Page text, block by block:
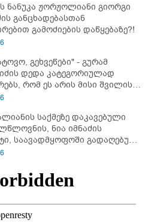
კი ტყუის"
ნანუკა ჟორჟოლიანი გიორგი
განცხადებასთან
გამოძიების დაწყებაზე?!
გეხვეწები" - გუ­რა­მ
დედა კა­ტე­გო­რი­უ­ლად
რომ ეს არის მისი შვი­ლის
საქმეზე დაკავებული
ნია იმნაძის
საავადმყოფოში გადაღებულ
ავრცელებს